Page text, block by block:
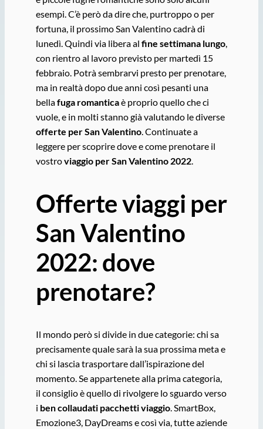
esempi. C’è però da dire che, purtroppo o per
fortuna, il prossimo San Valentino cadrà di
lunedì. Quindi via libera al fine settimana lungo,
con rientro al lavoro previsto per martedì 15
febbraio. Potrà sembrarvi presto per prenotare,
ma in realtà dopo due anni così pesanti una
bellafuga romanticaè proprio quello che ci
vuole, e in molti stanno già valutando le diverse
offerte per San Valentino. Continuate a
leggere per scoprire dove e come prenotare il
vostroviaggio per San Valentino 2022.
Offerte viaggi per
San Valentino
2022: dove
prenotare?
Il mondo però si divide in due categorie: chi sa
precisamente quale sarà la sua prossima meta e
chi si lascia trasportare dall’ispirazione del
momento. Se appartenete alla prima categoria,
il consiglio è quello di rivolgere lo sguardo verso
i ben collaudati pacchetti viaggio. SmartBox,
Emozione3, DayDreams e così via, tutte aziende